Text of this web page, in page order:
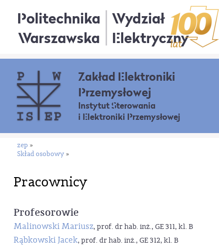
Politechnika
Warszawska
Wydział
Elektryczny
Zakład Elektroniki
Przemysłowej
Instytut Sterowania
i Elektroniki Przemysłowej
zep »
Skład osobowy »
Pracownicy
Profesorowie
Malinowski Mariusz, prof. dr hab. inż., GE 311, kl. B
Rąbkowski Jacek, prof. dr hab. inż., GE 312, kl. B